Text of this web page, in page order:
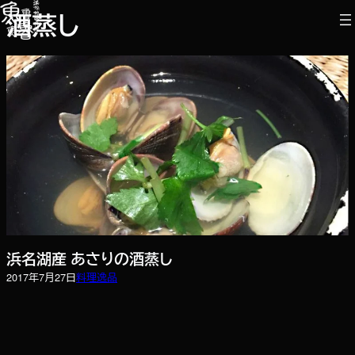
内
容
を
ス
キ
酒蒸し
浜名湖産 あさりの酒蒸し
2017年7月27日料理逸品